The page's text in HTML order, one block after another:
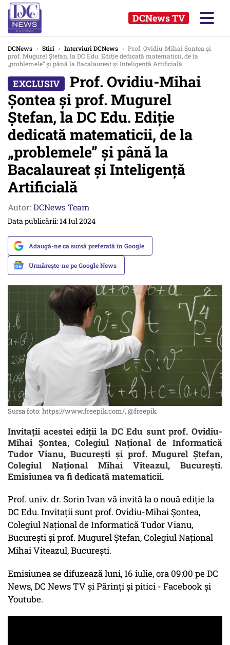
DCNews TV
DCNews › Stiri › Interviuri DCNews › Prof. Ovidiu-Mihai Șontea și
prof. Mugurel Ștefan, la DC Edu. Ediție dedicată matematicii, de la
„problemele” și până la Bacalaureat și Inteligență Artificială
Prof. Ovidiu-Mihai
Șontea și prof. Mugurel
Ștefan, la DC Edu. Ediție
dedicată matematicii, de la
„problemele” și până la
Bacalaureat și Inteligență
Artificială
Autor:DCNews Team
Data publicării: 14 Iul 2024
Adaugă-ne ca sursă preferată în Google
Urmărește-ne pe Google News
Sursa foto: https://www.freepik.com/, @freepik
Invitații acestei ediții la DC Edu sunt prof. Ovidiu-
Mihai Șontea, Colegiul Național de Informatică
Tudor Vianu, București și prof. Mugurel Ștefan,
Colegiul Național Mihai Viteazul, București.
Emisiunea va fi dedicată matematicii.
Prof. univ. dr. Sorin Ivan vă invită la o nouă ediție la
DC Edu. Invitații sunt prof. Ovidiu-Mihai Șontea,
Colegiul Național de Informatică Tudor Vianu,
București și prof. Mugurel Ștefan, Colegiul Național
Mihai Viteazul, București.
Emisiunea se difuzează luni, 16 iulie, ora 09:00 pe DC
News, DC News TV și Părinți și pitici - Facebook și
Youtube.